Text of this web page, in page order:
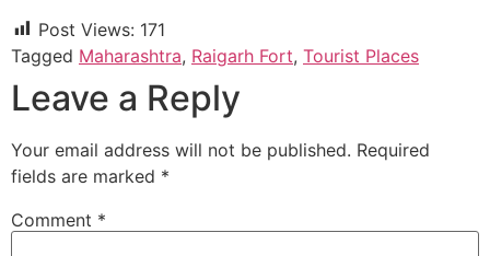
Post Views: 171
Tagged Maharashtra, Raigarh Fort, Tourist Places
Leave a Reply
Your email address will not be published. Required
fields are marked *
Comment *